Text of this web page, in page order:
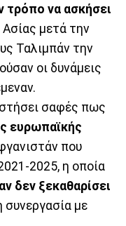
τρόπο να ασκήσει
μετά την
Ταλιμπάν την
οι δυνάμεις
σαφές πως
ευρωπαϊκής
που
2025, η οποία
αν δεν ξεκαθαρίσει
με